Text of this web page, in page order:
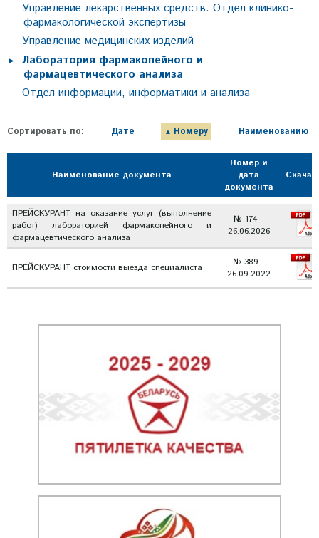
Управление лекарственных средств. Отдел клинико-
фармакологической экспертизы
Управление медицинских изделий
Лаборатория фармакопейного и
фармацевтического анализа
Отдел информации, информатики и анализа
Сортировать по: Дате Номеру Наименованию
Наименование документа
Номер и
дата
документа
ПРЕЙСКУРАНТ на оказание услуг (выполнение
работ) лабораторией фармакопейного и
фармацевтического анализа
№ 174
26.06.2026
ПРЕЙСКУРАНТ стоимости выезда специалиста
№ 389
26.09.2022